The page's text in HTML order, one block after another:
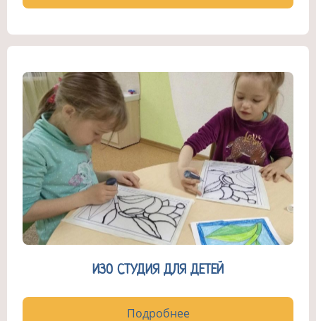
ИЗО СТУДИЯ ДЛЯ ДЕТЕЙ
Подробнее